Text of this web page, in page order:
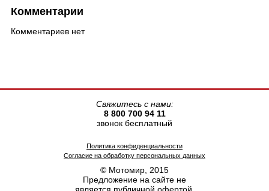
Комментарии
Комментариев нет
© Мотомир, 2015
Предложение на сайте не
Политика конфиденциальности
Согласие на обработку персональных данных
Свяжитесь с нами:
8 800 700 94 11
звонок бесплатный